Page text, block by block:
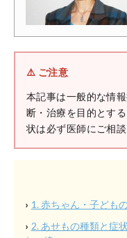
⚠️ ご注意
本記事は一般的な情
断・治療を目的とす
状は必ず医師にご相談
1. 赤ちゃん・子ども
2. あせもの種類と症